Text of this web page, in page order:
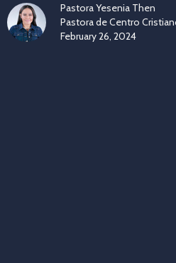
Pastora Yesenia Then
Pastora de Centro
February 26, 2024